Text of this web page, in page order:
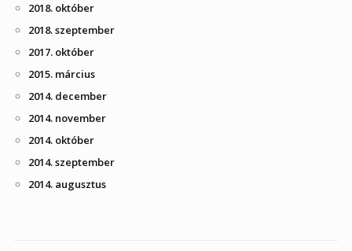
2018. október
2018. szeptember
2017. október
2015. március
2014. december
2014. november
2014. október
2014. szeptember
2014. augusztus